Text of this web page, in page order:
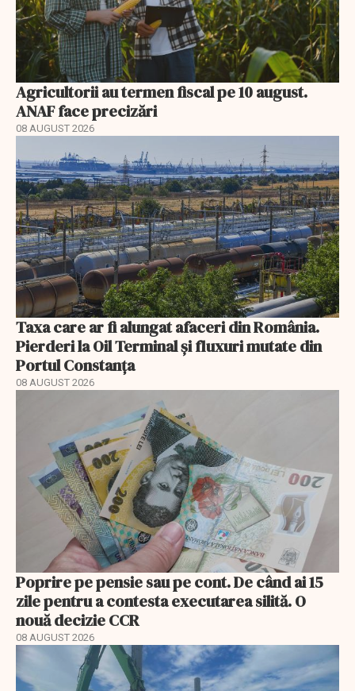
Agricultorii au termen fiscal pe 10 august.
ANAF face precizări
08 AUGUST 2026
Taxa care ar fi alungat afaceri din România.
Pierderi la Oil Terminal și fluxuri mutate din
Portul Constanța
08 AUGUST 2026
Poprire pe pensie sau pe cont. De când ai 15
zile pentru a contesta executarea silită. O
nouă decizie CCR
08 AUGUST 2026